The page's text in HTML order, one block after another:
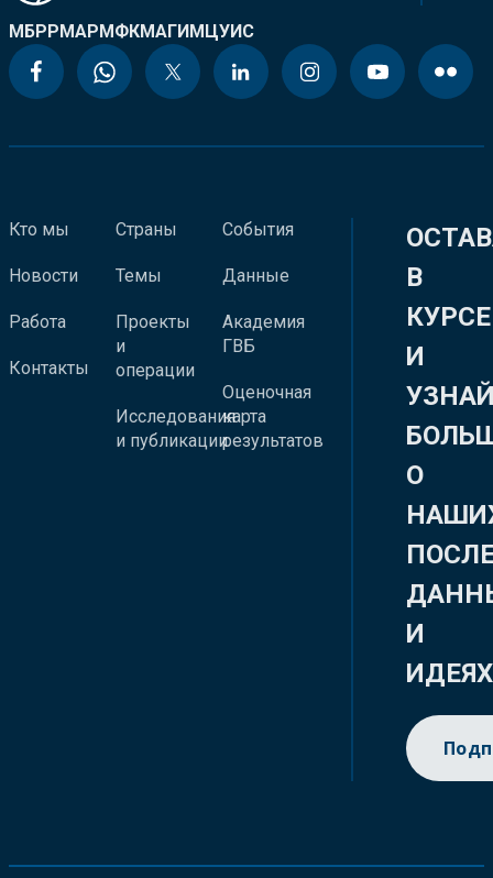
МБРРМАРМФКМАГИМЦУИС
Кто мы
Новости
Работа
Контакты
Страны
Темы
Проекты
и
операции
Исследования
и публикации
События
Данные
Академия
ГВБ
Оценочная
карта
результатов
В
КУРСЕ
И
О
И
ИДЕЯХ